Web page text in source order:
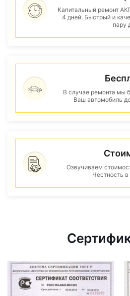
Капитальный ремонт
4 дней. Быстрый и
пару
В случае ремонта мы
Ваш автомобиль
Озвучиваем
Честность в